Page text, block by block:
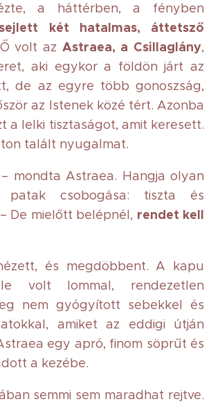
a háttérben, a fényben
két hatalmas, áttetsző
volt az Astraea, a Csillaglány,
aki egykor a földön járt az
de az egyre több gonoszság,
az Istenek közé tért. Azonba
a lelki tisztaságot, amit keresett.
talált nyugalmat.
mondta Astraea. Hangja olyan
csobogása: tiszta és
De mielőtt belépnél, rendet kell
és megdöbbent. A kapu
volt lommal, rendezetlen
nem gyógyított sebekkel és
amiket az eddigi útján
egy apró, finom söprűt és
a kezébe.
semmi sem maradhat rejtve.